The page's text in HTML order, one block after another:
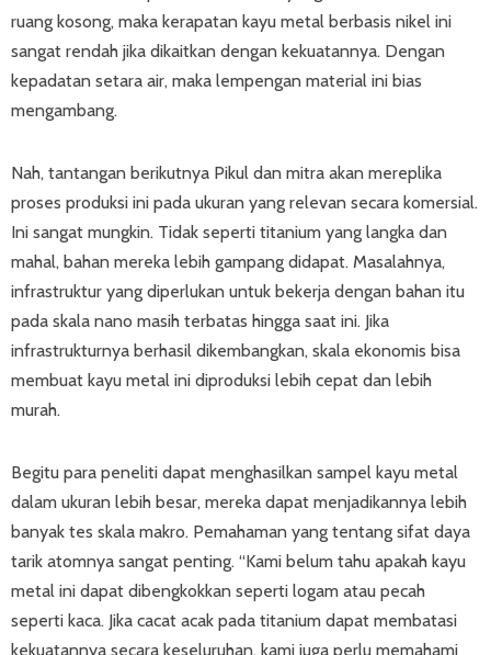
ruang kosong, maka kerapatan kayu metal berbasis nikel ini
sangat rendah jika dikaitkan dengan kekuatannya. Dengan
kepadatan setara air, maka lempengan material ini bias
mengambang.
Nah, tantangan berikutnya Pikul dan mitra akan mereplika
proses produksi ini pada ukuran yang relevan secara komersial.
Ini sangat mungkin. Tidak seperti titanium yang langka dan
mahal, bahan mereka lebih gampang didapat. Masalahnya,
infrastruktur yang diperlukan untuk bekerja dengan bahan itu
pada skala nano masih terbatas hingga saat ini. Jika
infrastrukturnya berhasil dikembangkan, skala ekonomis bisa
membuat kayu metal ini diproduksi lebih cepat dan lebih
murah.
Begitu para peneliti dapat menghasilkan sampel kayu metal
dalam ukuran lebih besar, mereka dapat menjadikannya lebih
banyak tes skala makro. Pemahaman yang tentang sifat daya
tarik atomnya sangat penting. “Kami belum tahu apakah kayu
metal ini dapat dibengkokkan seperti logam atau pecah
seperti kaca. Jika cacat acak pada titanium dapat membatasi
kekuatannya secara keseluruhan, kami juga perlu memahami